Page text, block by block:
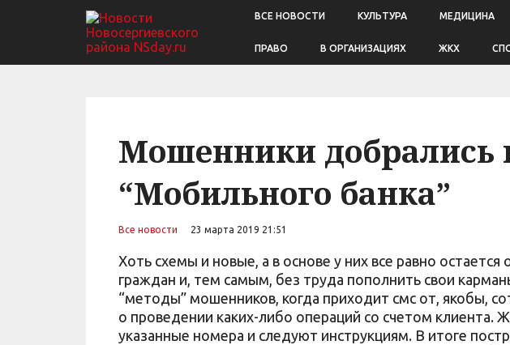
ВСЕ НОВОСТИ КУЛЬТУРА МЕДИЦИНА
ПРАВО В ОРГАНИЗАЦИЯХ ЖКХ
Мошенники добрались
“Мобильного банка”
Все новости 23 марта 2019 21:51
Хоть схемы и новые, а в основе у них все равно остается
граждан и, тем самым, без труда пополнить свои
“методы” мошенников, когда приходит смс от, якобы,
о проведении каких-либо операций со счетом клиента.
указанные номера и следуют инструкциям. В итоге